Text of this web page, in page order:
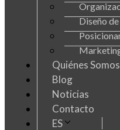
Diseño
Quiénes Somos
Blog
Noticias
Contacto
ES